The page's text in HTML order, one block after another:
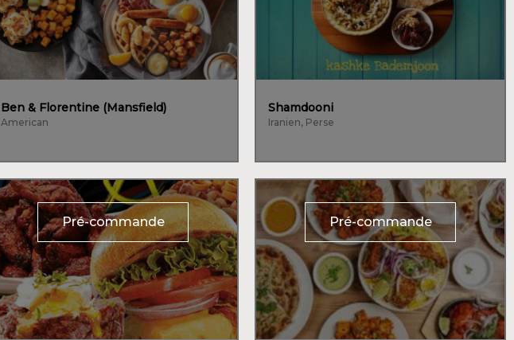
Ben & Florentine (Mansfield)
American
Shamdooni
Iranien, Perse
Pré-commande Pré-commande